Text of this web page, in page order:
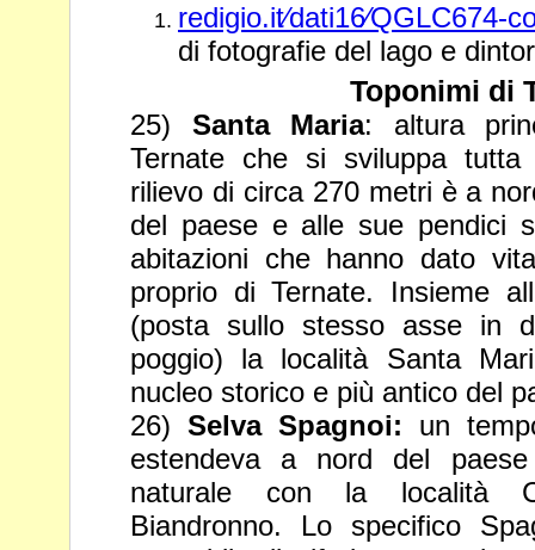
redigio.it⁄dati16⁄QGLC674-
di fotografie del lago e
Toponimi di
25) Santa Maria: altura
Ternate che si sviluppa
rilievo di circa 270 metri è a
del paese e alle sue pendici
abitazioni che hanno dato
proprio di Ternate. Insieme
(posta sullo stesso asse in
poggio) la località Santa
nucleo storico e più antico del
26) Selva Spagnoi: un
estendeva a nord del
naturale con la località
Biandronno. Lo specifico